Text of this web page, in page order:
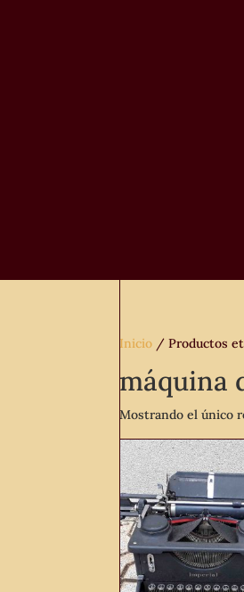
Inicio / Productos
máquina
Mostrando el único